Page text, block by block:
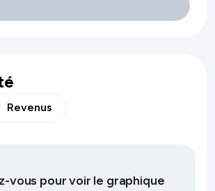
Revenus
vous pour voir le graphique